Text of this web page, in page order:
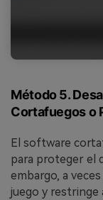
Método 5.
Cortafuegos o
El software
para proteger el
embargo, a
juego y restringe